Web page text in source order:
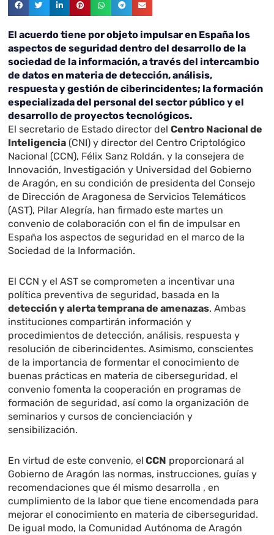
El acuerdo tiene por objeto impulsar en España los
aspectos de seguridad dentro del desarrollo de la
sociedad de la información, a través del intercambio
de datos en materia de detección, análisis,
respuesta y gestión de ciberincidentes; la formación
especializada del personal del sector público y el
desarrollo de proyectos tecnológicos.
El secretario de Estado director delCentro Nacional de
Inteligencia (CNI) y director del Centro Criptológico
Nacional (CCN), Félix Sanz Roldán, y la consejera de
Innovación, Investigación y Universidad del Gobierno
de Aragón, en su condición de presidenta del Consejo
de Dirección de Aragonesa de Servicios Telemáticos
(AST), Pilar Alegría, han firmado este martes un
convenio de colaboración con el fin de impulsar en
España los aspectos de seguridad en el marco de la
Sociedad de la Información.
El CCN y el AST se comprometen a incentivar una
política preventiva de seguridad, basada en la
detección y alerta temprana de amenazas. Ambas
instituciones compartirán información y
procedimientos de detección, análisis, respuesta y
resolución de ciberincidentes. Asimismo, conscientes
de la importancia de formentar el conocimiento de
buenas prácticas en materia de ciberseguridad, el
convenio fomenta la cooperación en programas de
formación de seguridad, así como la organización de
seminarios y cursos de concienciación y
sensibilización.
En virtud de este convenio, el CCN proporcionará al
Gobierno de Aragón las normas, instrucciones, guías y
recomendaciones que él mismo desarrolla , en
cumplimiento de la labor que tiene encomendada para
mejorar el conocimiento en materia de ciberseguridad.
De igual modo, la Comunidad Autónoma de Aragón